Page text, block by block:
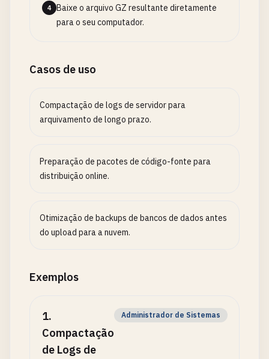
4
Baixe o arquivo GZ resultante diretamente
para o seu computador.
Casos de uso
Compactação de logs de servidor para
arquivamento de longo prazo.
Preparação de pacotes de código-fonte para
distribuição online.
Otimização de backups de bancos de dados antes
do upload para a nuvem.
Exemplos
1.
Compactação
de Logs de
Administrador de Sistemas